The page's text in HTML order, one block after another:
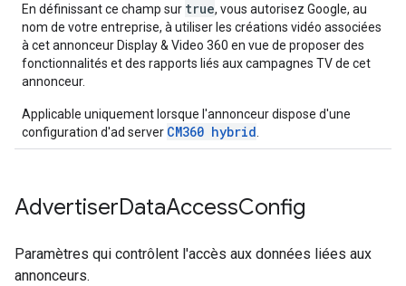
En définissant ce champ sur true, vous autorisez Google, au
nom de votre entreprise, à utiliser les créations vidéo associées
à cet annonceur Display & Video 360 en vue de proposer des
fonctionnalités et des rapports liés aux campagnes TV de cet
annonceur.
Applicable uniquement lorsque l'annonceur dispose d'une
configuration d'ad server CM360 hybrid
AdvertiserDataAccessConfig
Paramètres qui contrôlent l'accès aux données liées aux
annonceurs.